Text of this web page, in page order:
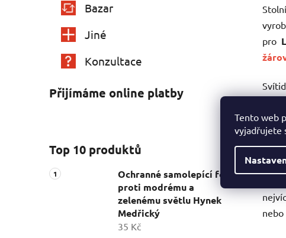
Tento web
vyjadřujete
Bazar
Jiné
Konzultace
Přijímáme online platby
Top 10 produktů
Ochranné samolepící fólie
proti modrému a
zelenému světlu Hynek
Medřický
35 Kč
pro
níže.
V
nebo